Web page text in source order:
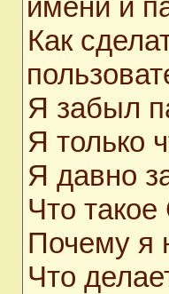
имени и
Как
Я забыл
Я только
Я давно
Что
Почему я
Что